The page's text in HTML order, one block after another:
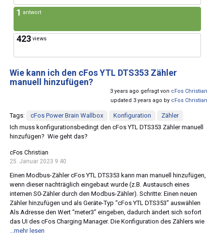
1 antwort
423 views
Wie kann ich den cFos YTL DTS353 Zähler
manuell hinzufügen?
3 years ago gefragt von cFos Christian
updated 3 years ago by cFos Christian
Tags: cFos Power Brain Wallbox Konfiguration
Zähler
Ich muss konfigurationsbedingt den cFos YTL DTS353 Zähler manuell
hinzufügen? Wie geht das?
cFos Christian
25. Januar 2023 9:40
Einen Modbus-Zähler cFos YTL DTS353 kann man manuell hinzufügen,
wenn dieser nachträglich eingebaut wurde (z.B. Austausch eines
internen S0-Zähler durch den Modbus-Zähler). Schritte: Einen neuen
Zähler hinzufügen und als Geräte-Typ “cFos YTL DTS353” auswählen
Als Adresse den Wert “meter3” eingeben, dadurch ändert sich sofort
das UI des cFos Charging Manager. Die Konfiguration des Zählers wie
...mehr lesen